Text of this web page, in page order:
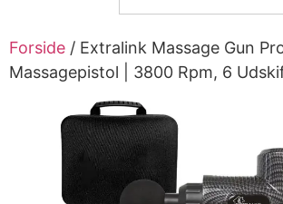
Forside / Extralink Massage Gun Pro
Massagepistol | 3800 Rpm, 6